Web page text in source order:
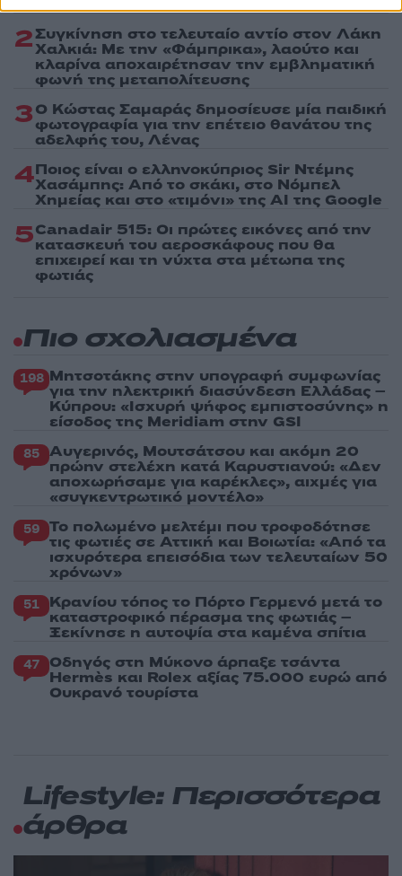
2Συγκίνηση στο τελευταίο αντίο στον Λάκη
Χαλκιά: Με την «Φάμπρικα», λαούτο και
κλαρίνα αποχαιρέτησαν την εμβληματική
φωνή της μεταπολίτευσης
3Ο Κώστας Σαμαράς δημοσίευσε μία παιδική
φωτογραφία για την επέτειο θανάτου της
αδελφής του, Λένας
4Ποιος είναι ο ελληνοκύπριος Sir Ντέμης
Χασάμπης: Από το σκάκι, στο Νόμπελ
Χημείας και στο «τιμόνι» της AI της Google
5Canadair 515: Οι πρώτες εικόνες από την
κατασκευή του αεροσκάφους που θα
επιχειρεί και τη νύχτα στα μέτωπα της
φωτιάς
Πιο σχολιασμένα
198 Μητσοτάκης στην υπογραφή συμφωνίας
για την ηλεκτρική διασύνδεση Ελλάδας –
Κύπρου: «Ισχυρή ψήφος εμπιστοσύνης» η
είσοδος της Meridiam στην GSI
85 Αυγερινός, Μουτσάτσου και ακόμη 20
πρώην στελέχη κατά Καρυστιανού: «Δεν
αποχωρήσαμε για καρέκλες», αιχμές για
«συγκεντρωτικό μοντέλο»
59 Το πολωμένο μελτέμι που τροφοδότησε
τις φωτιές σε Αττική και Βοιωτία: «Από τα
ισχυρότερα επεισόδια των τελευταίων 50
χρόνων»
51 Κρανίου τόπος το Πόρτο Γερμενό μετά το
καταστροφικό πέρασμα της φωτιάς –
Ξεκίνησε η αυτοψία στα καμένα σπίτια
47 Οδηγός στη Μύκονο άρπαξε τσάντα
Hermès και Rolex αξίας 75.000 ευρώ από
Ουκρανό τουρίστα
Lifestyle: Περισσότερα
άρθρα